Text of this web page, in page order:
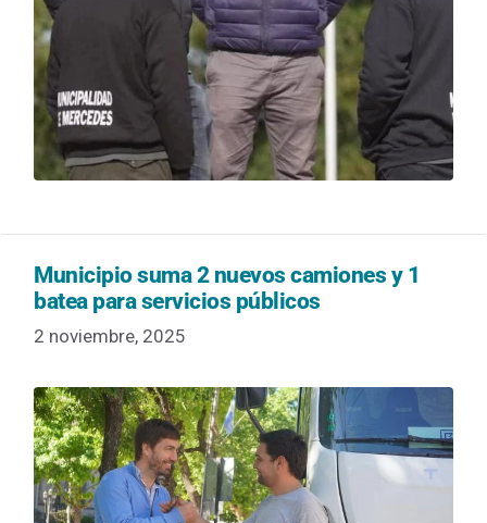
Municipio suma 2 nuevos camiones y 1
batea para servicios públicos
2 noviembre, 2025